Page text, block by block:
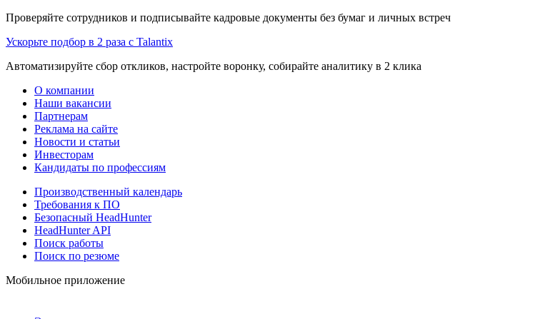
Проверяйте сотрудников и подписывайте кадровые документы без бумаг и личных встреч
Ускорьте подбор в 2 раза с Talantix
Автоматизируйте сбор откликов, настройте воронку, собирайте аналитику в 2 клика
О компании
Наши вакансии
Партнерам
Реклама на сайте
Новости и статьи
Инвесторам
Кандидаты по профессиям
Производственный календарь
Требования к ПО
Безопасный HeadHunter
HeadHunter API
Поиск работы
Поиск по резюме
Мобильное приложение